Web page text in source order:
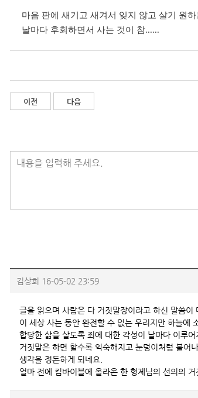
마음 판에 새기고 새겨서 잊지 않고 살기 원
날마다 후회하면서 사는 것이 참......
이전 다음
내용을 입력해 주세요.
김상희 16-05-02 23:59
글을 읽으며 사람은 다 거짓말장이라고 하신 말씀이
이 세상 사는 동안 완전할 수 없는 우리지만 하늘에
합당한 삶을 살도록 죄에 대한 각성이 날마다 이루
거짓말은 하면 할수록 익숙해지고 눈덩이처럼 불어
생각을 정돈하게 되네요.
얼마 전에 킵바이블에 올라온 한 형제님의 선의의